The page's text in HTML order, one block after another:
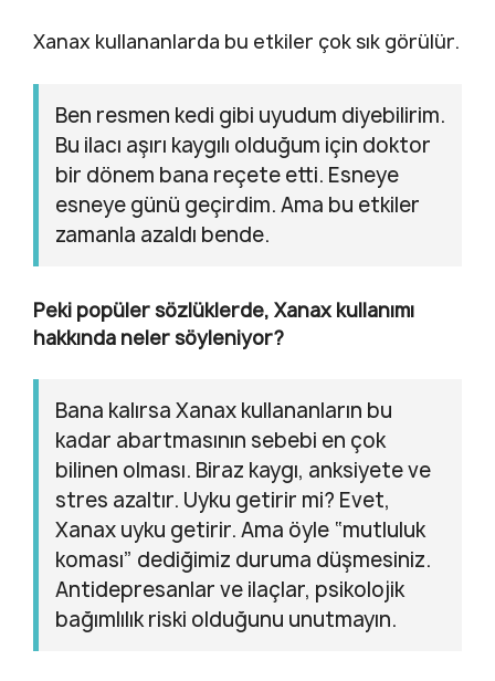
Xanax kullananlarda bu etkiler çok sık görülür.
Ben resmen kedi gibi uyudum diyebilirim.
Bu ilacı aşırı kaygılı olduğum için doktor
bir dönem bana reçete etti. Esneye
esneye günü geçirdim. Ama bu etkiler
zamanla azaldı bende.
Peki popüler sözlüklerde, Xanax kullanımı
hakkında neler söyleniyor?
Bana kalırsa Xanax kullananların bu
kadar abartmasının sebebi en çok
bilinen olması. Biraz kaygı, anksiyete ve
stres azaltır. Uyku getirir mi? Evet,
Xanax uyku getirir. Ama öyle “mutluluk
koması” dediğimiz duruma düşmesiniz.
Antidepresanlar ve ilaçlar, psikolojik
bağımlılık riski olduğunu unutmayın.